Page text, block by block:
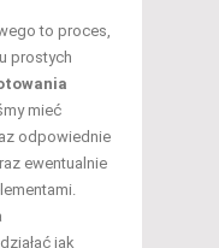
to proces,
prostych
mieć
odpowiednie
ewentualnie
jak